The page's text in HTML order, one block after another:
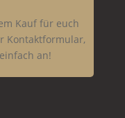
Kauf für euch
Kontaktformular,
an!